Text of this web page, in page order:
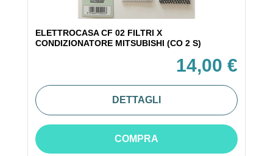
ELETTROCASA CF 02 FILTRI X
CONDIZIONATORE MITSUBISHI (CO 2 S)
14,00 €
DETTAGLI
COMPRA